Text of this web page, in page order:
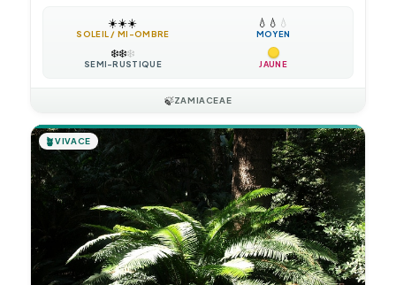
☀️☀️☀️
SOLEIL / MI-OMBRE
💧 💧 💧
MOYEN
❄️❄️❄️
SEMI-RUSTIQUE JAUNE
🍃ZAMIACEAE
🪴VIVACE